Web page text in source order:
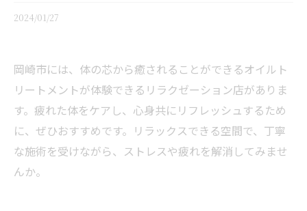
2024/01/27
岡崎市には、体の芯から癒されることができるオイルト
リートメントが体験できるリラクゼーション店がありま
す。疲れた体をケアし、心身共にリフレッシュするため
に、ぜひおすすめです。リラックスできる空間で、丁寧
な施術を受けながら、ストレスや疲れを解消してみませ
んか。